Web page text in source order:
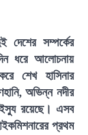
দেশের সম্পর্কের
ধরে আলোচনায়
শেখ হাসিনার
অভিন্ন নদীর
রয়েছে। এসব
প্রথম